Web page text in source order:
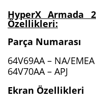
HyperX Armada
Özellikleri:
Parça Numarası
64V69AA – NA/EMEA
64V70AA – APJ
Ekran Özellikleri